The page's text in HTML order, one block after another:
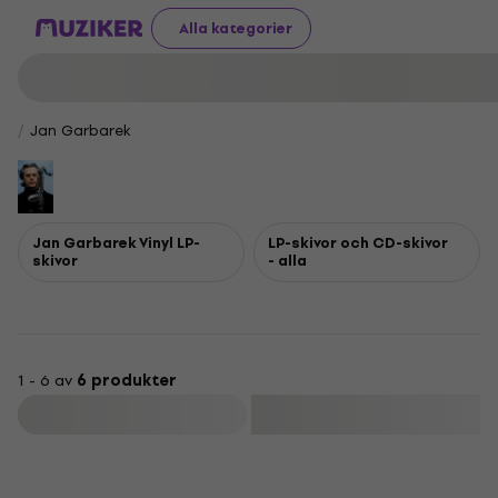
Alla kategorier
Jan Garbarek
Jan Garbarek Vinyl LP-
skivor
LP-skivor och CD-skivor
- alla
1 - 6 av 6 produkter